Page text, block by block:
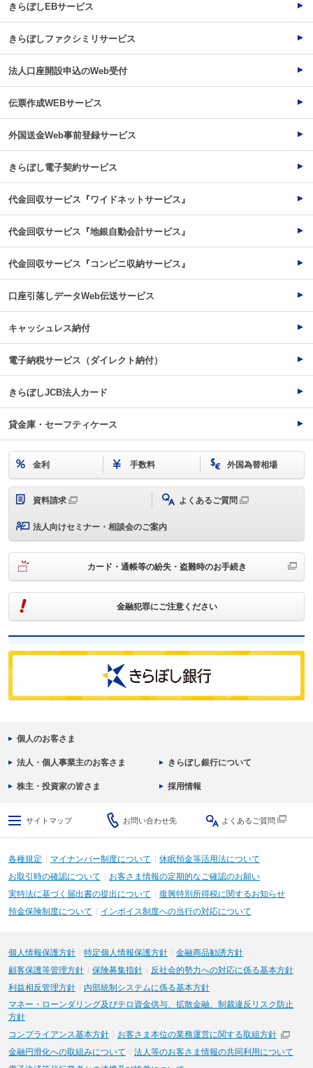
きらぼしEBサービス
きらぼしファクシミリサービス
法人口座開設申込のWeb受付
伝票作成WEBサービス
外国送金Web事前登録サービス
きらぼし電子契約サービス
代金回収サービス『ワイドネットサービス』
代金回収サービス『地銀自動会計サービス』
代金回収サービス『コンビニ収納サービス』
口座引落しデータWeb伝送サービス
キャッシュレス納付
電子納税サービス（ダイレクト納付）
きらぼしJCB法人カード
貸金庫・セーフティケース
金利 手数料 外国為替相場
資料請求 よくあるご質問
法人向けセミナー・相談会のご案内
カード・通帳等の紛失・盗難時のお手続き
金融犯罪にご注意ください
個人のお客さま
法人・個人事業主のお客さま きらぼし銀行について
株主・投資家の皆さま 採用情報
サイトマップ お問い合わせ先 よくあるご質問
各種規定 マイナンバー制度について
休眠預金等活用法について
お取引時の確認について
お客さま情報の定期的なご確認のお願い
実特法に基づく届出書の提出について
復興特別所得税に関するお知らせ
預金保険制度について
インボイス制度への当行の対応について
個人情報保護方針 特定個人情報保護方針
金融商品勧誘方針
顧客保護等管理方針
保険募集指針
反社会的勢力への対応に係る基本方針
利益相反管理方針
内部統制システムに係る基本方針
マネー・ローンダリング及びテロ資金供与、拡散金融、制裁違反リスク防止
方針
コンプライアンス基本方針
お客さま本位の業務運営に関する取組方針
金融円滑化への取組みについて
法人等のお客さま情報の共同利用について